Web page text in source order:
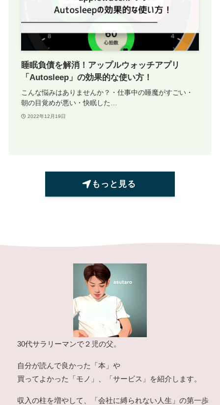
睡眠負債を解消！アップルウォッチアプリ
「Autosleep」の効果的な使い方！
こんな悩みはありませんか？・仕事中の睡魔がすごい・
朝の目覚めが悪い・快眠した…
2022年12月19日
もっと見る
30代サラリーマンで２児の父。
自分が読んで良かった「本」や
買ってよかった「モノ」、「サービス」を紹介します。
収入の柱を増やして、「会社に縛られない人生」の第一歩